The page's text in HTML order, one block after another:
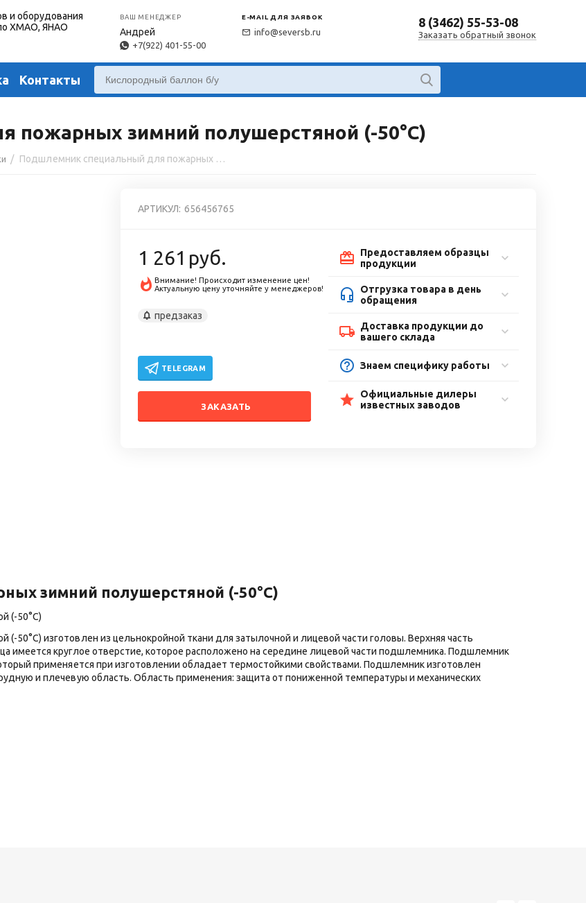
и оборудования
ХМАО, ЯНАО
ВАШ МЕНЕДЖЕР
Андрей
+7(922) 401-55-00
E-MAIL ДЛЯ ЗАЯВОК
info@seversb.ru
8 (3462) 55-53-08
Заказать обратный звонок
Контакты
пожарных зимний полушерстяной (-50°С)
/ Подшлемник специальный для пожарных зимний полушерстяной (-50°С)
АРТИКУЛ: 656456765
1 261 руб.
Внимание! Происходит изменение цен!
Актуальную цену уточняйте у менеджеров!
предзаказ
TELEGRAM
ЗАКАЗАТЬ
Предоставляем образцы
продукции
Отгрузка товара в день
обращения
Доставка продукции до
вашего склада
Знаем специфику работы
Официальные дилеры
известных заводов
зимний полушерстяной (-50°С)
(-50°С)
изготовлен из цельнокройной ткани для затылочной и лицевой части головы. Верхняя часть
имеется круглое отверстие, которое расположено на середине лицевой части подшлемника. Подшлемник
применяется при изготовлении обладает термостойкими свойствами. Подшлемник изготовлен
и плечевую область. Область применения: защита от пониженной температуры и механических